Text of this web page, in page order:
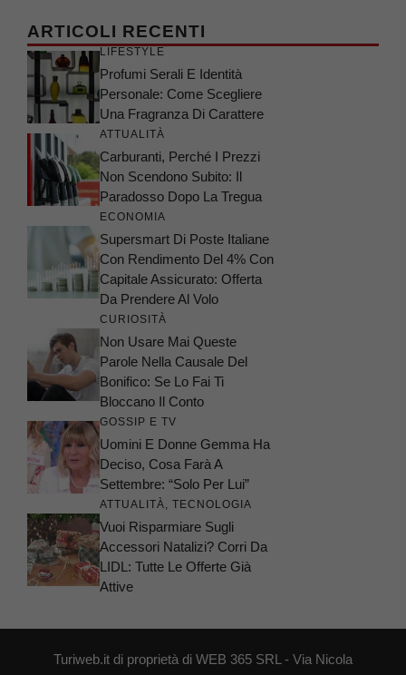
ARTICOLI RECENTI
LIFESTYLE
Profumi Serali E Identità
Personale: Come Scegliere
Una Fragranza Di Carattere
ATTUALITÀ
Carburanti, Perché I Prezzi
Non Scendono Subito: Il
Paradosso Dopo La Tregua
ECONOMIA
Supersmart Di Poste Italiane
Con Rendimento Del 4% Con
Capitale Assicurato: Offerta
Da Prendere Al Volo
CURIOSITÀ
Non Usare Mai Queste
Parole Nella Causale Del
Bonifico: Se Lo Fai Ti
Bloccano Il Conto
GOSSIP E TV
Uomini E Donne Gemma Ha
Deciso, Cosa Farà A
Settembre: “Solo Per Lui”
ATTUALITÀ, TECNOLOGIA
Vuoi Risparmiare Sugli
Accessori Natalizi? Corri Da
LIDL: Tutte Le Offerte Già
Attive
Turiweb.it di proprietà di WEB 365 SRL - Via Nicola